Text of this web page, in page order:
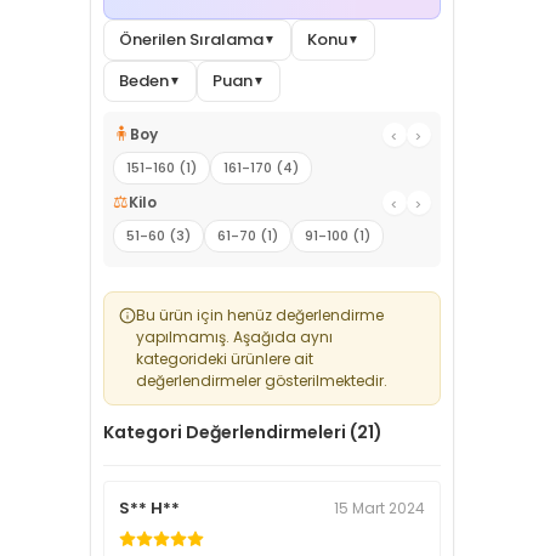
Önerilen Sıralama▼ Konu▼
Beden▼ Puan▼
🧍 Boy ‹
›
151-160 (1)
161-170 (4)
⚖️Kilo ‹
›
51-60 (3)
61-70 (1) 91-100 (1)
Bu ürün için henüz değerlendirme
yapılmamış. Aşağıda aynı
kategorideki ürünlere ait
değerlendirmeler gösterilmektedir.
Kategori Değerlendirmeleri (21)
S** H** 15 Mart 2024